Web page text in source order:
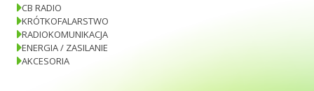
CB RADIO
KRÓTKOFALARSTWO
RADIOKOMUNIKACJA
ENERGIA / ZASILANIE
AKCESORIA